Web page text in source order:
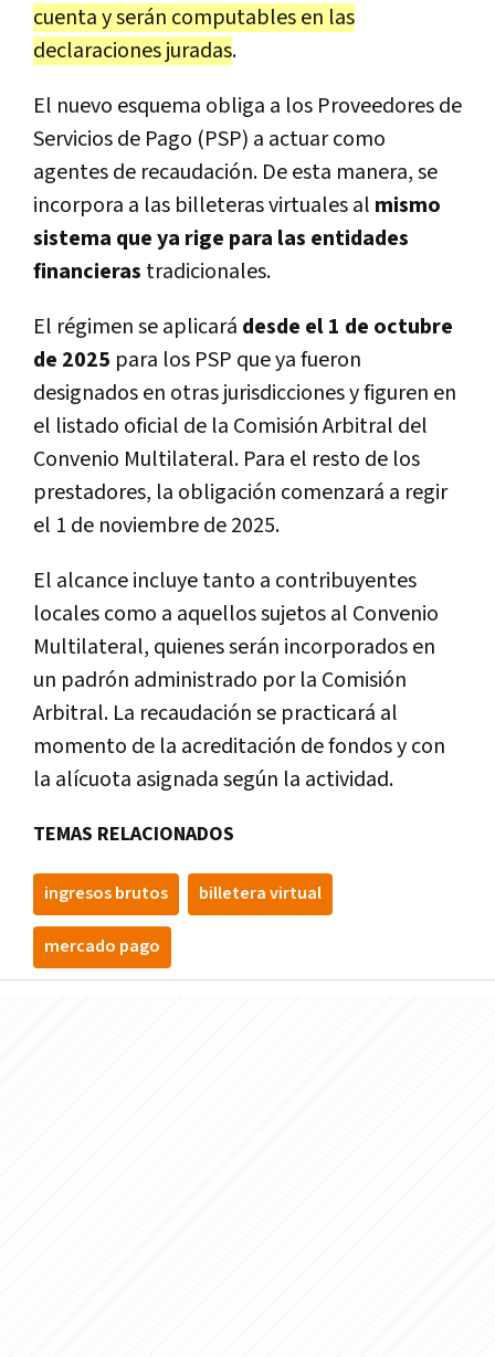
cuenta y serán computables en las
declaraciones juradas.
El nuevo esquema obliga a los Proveedores de
Servicios de Pago (PSP) a actuar como
agentes de recaudación. De esta manera, se
incorpora a las billeteras virtuales al mismo
sistema que ya rige para las entidades
financieras tradicionales.
El régimen se aplicará desde el 1 de octubre
de 2025 para los PSP que ya fueron
designados en otras jurisdicciones y figuren en
el listado oficial de la Comisión Arbitral del
Convenio Multilateral. Para el resto de los
prestadores, la obligación comenzará a regir
el 1 de noviembre de 2025.
El alcance incluye tanto a contribuyentes
locales como a aquellos sujetos al Convenio
Multilateral, quienes serán incorporados en
un padrón administrado por la Comisión
Arbitral. La recaudación se practicará al
momento de la acreditación de fondos y con
la alícuota asignada según la actividad.
TEMAS RELACIONADOS
ingresos brutos billetera virtual
mercado pago